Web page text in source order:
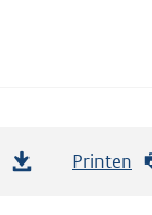
Printen